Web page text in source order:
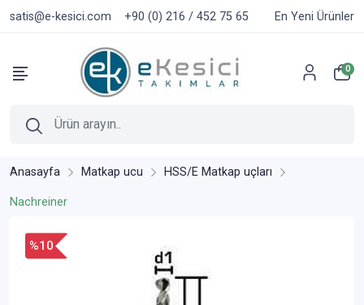
satis@e-kesici.com +90 (0) 216 / 452 75 65 En Yeni Ürünler
0
Anasayfa Matkap ucu HSS/E Matkap uçları
Nachreiner
%10